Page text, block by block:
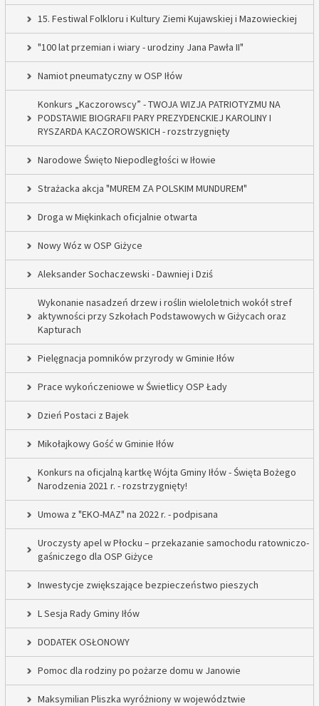
15. Festiwal Folkloru i Kultury Ziemi Kujawskiej i Mazowieckiej
"100 lat przemian i wiary - urodziny Jana Pawła II"
Namiot pneumatyczny w OSP Iłów
Konkurs „Kaczorowscy” - TWOJA WIZJA PATRIOTYZMU NA
PODSTAWIE BIOGRAFII PARY PREZYDENCKIEJ KAROLINY I
RYSZARDA KACZOROWSKICH - rozstrzygnięty
Narodowe Święto Niepodległości w Iłowie
Strażacka akcja "MUREM ZA POLSKIM MUNDUREM"
Droga w Miękinkach oficjalnie otwarta
Nowy Wóz w OSP Giżyce
Aleksander Sochaczewski - Dawniej i Dziś
Wykonanie nasadzeń drzew i roślin wieloletnich wokół stref
aktywności przy Szkołach Podstawowych w Giżycach oraz
Kapturach
Pielęgnacja pomników przyrody w Gminie Iłów
Prace wykończeniowe w Świetlicy OSP Łady
Dzień Postaci z Bajek
Mikołajkowy Gość w Gminie Iłów
Konkurs na oficjalną kartkę Wójta Gminy Iłów - Święta Bożego
Narodzenia 2021 r. - rozstrzygnięty!
Umowa z "EKO-MAZ" na 2022 r. - podpisana
Uroczysty apel w Płocku – przekazanie samochodu ratowniczo-
gaśniczego dla OSP Giżyce
Inwestycje zwiększające bezpieczeństwo pieszych
L Sesja Rady Gminy Iłów
DODATEK OSŁONOWY
Pomoc dla rodziny po pożarze domu w Janowie
Maksymilian Pliszka wyróżniony w województwie